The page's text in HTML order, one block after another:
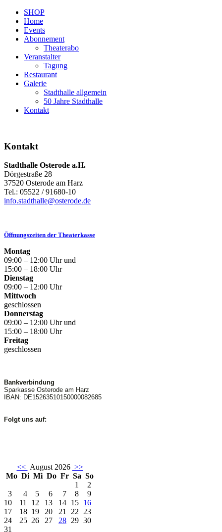
SHOP
Home
Events
Abonnement
Theaterabo
Veranstalter
Tagung
Restaurant
Galerie
Stadthalle allgemein
50 Jahre Stadthalle
Kontakt
Kontakt
Stadthalle Osterode a.H.
Dörgestraße 28
37520 Osterode am Harz
Tel.: 05522 / 91680-10
info.stadthalle@osterode.de
Öffnungszeiten der Theaterkasse
Montag
09:00 – 12:00 Uhr und
15:00 – 18:00 Uhr
Dienstag
09:00 – 12:00 Uhr
Mittwoch
geschlossen
Donnerstag
09:00 – 12:00 Uhr und
15:00 – 18:00 Uhr
Freitag
geschlossen
Bankverbindung
Sparkasse Osterode am Harz
IBAN: DE15263510150000082685
Folgt uns auf:
<< August 2026 >>
Mo Di Mi Do Fr Sa So
1
2
3
4 5 6 7 8
9
10
11 12 13 14 15 16
17
18 19 20 21 22 23
24
25 26 27 28 29 30
31